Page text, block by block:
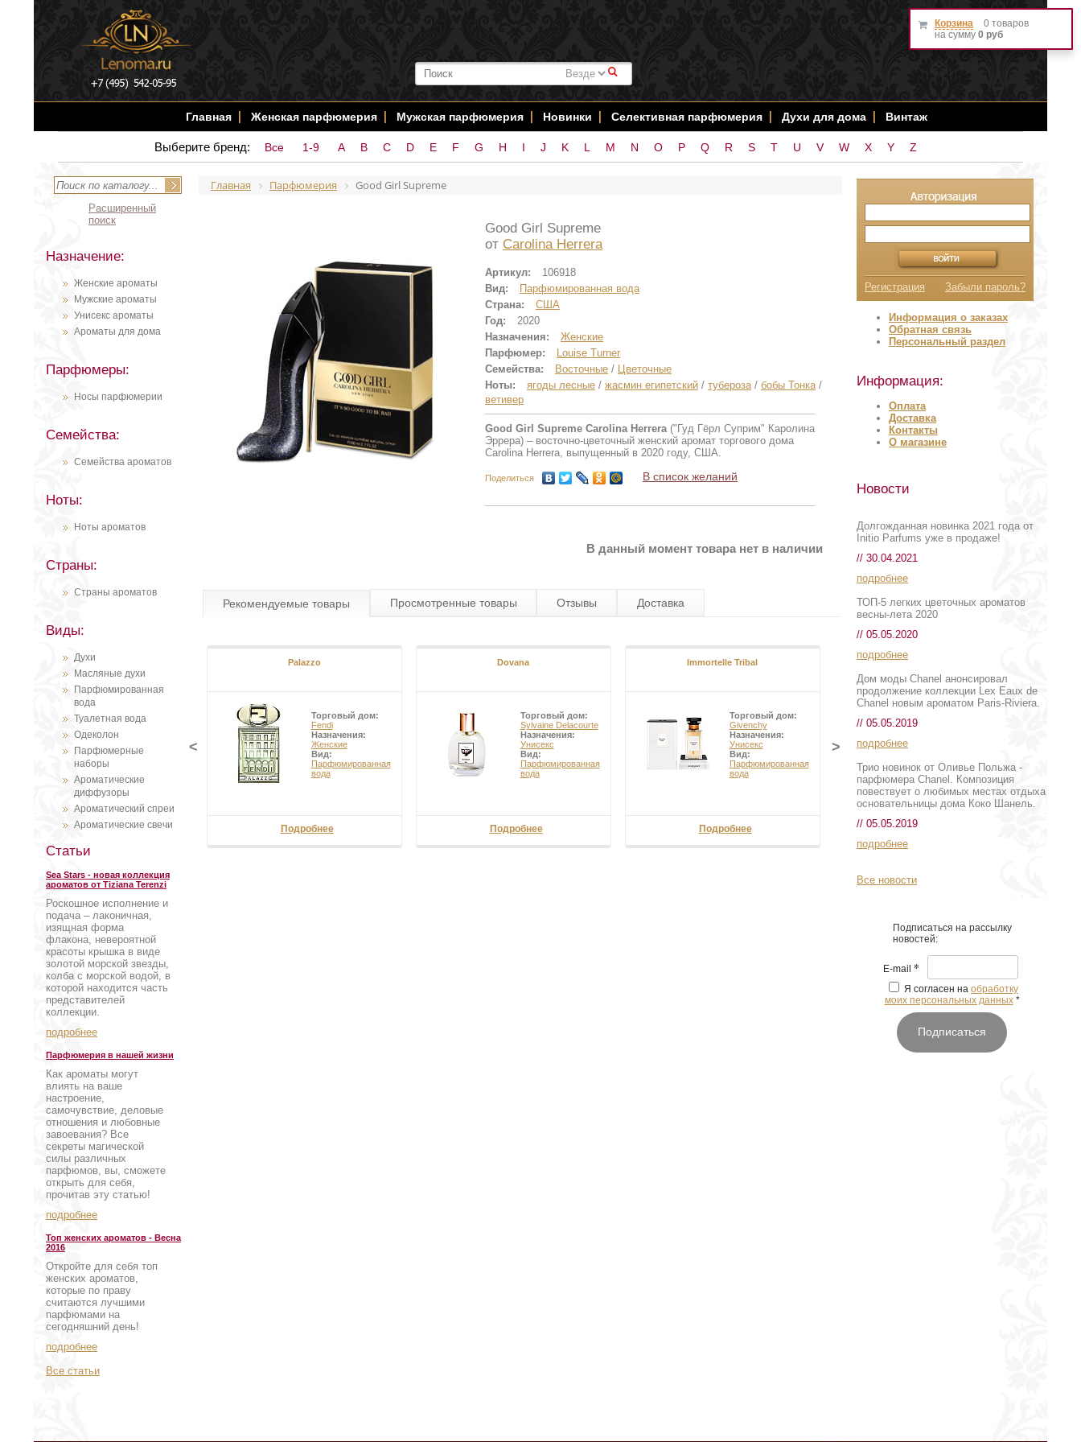
#
Главная Женская парфюмерия Мужская парфюмерия Новинки Селективная парфюмерия Духи для дома Винтаж
Выберите бренд: Все 1-9 A B C D E F G H I J K L M N O P Q R S T U V W X Y Z
Расширенный
поиск
Назначение:
Женские ароматы
Мужские ароматы
Унисекс ароматы
Ароматы для дома
Парфюмеры:
Носы парфюмерии
Семейства:
Семейства ароматов
Ноты:
Ноты ароматов
Страны:
Страны ароматов
Виды:
Духи
Масляные духи
Парфюмированная
вода
Туалетная вода
Одеколон
Парфюмерные
наборы
Ароматические
диффузоры
Ароматический спреи
Ароматические свечи
Статьи
Sea Stars - новая коллекция
ароматов от Tiziana Terenzi
Роскошное исполнение и
подача – лаконичная,
изящная форма
флакона, невероятной
красоты крышка в виде
золотой морской звезды,
колба с морской водой, в
которой находится часть
представителей
коллекции.
подробнее
Парфюмерия в нашей жизни
Как ароматы могут
влиять на ваше
настроение,
самочувствие, деловые
отношения и любовные
завоевания? Все
секреты магической
силы различных
парфюмов, вы, сможете
открыть для себя,
прочитав эту статью!
подробнее
Топ женских ароматов - Весна
2016
Откройте для себя топ
женских ароматов,
которые по праву
считаются лучшими
парфюмами на
сегодняшний день!
подробнее
Все статьи
Главная Парфюмерия Good Girl Supreme
Good Girl Supreme
от Carolina Herrera
Артикул:
106918
Вид:
Парфюмированная вода
Страна:
США
Год:
2020
Назначения:
Женские
Парфюмер:
Louise Turner
Семейства:
Восточные / Цветочные
Ноты:
ягоды лесные / жасмин египетский / тубероза/ бобы Тонка/
ветивер
Good Girl Supreme Carolina Herrera ("Гуд Гёрл Суприм" Каролина
Эррера) – восточно-цветочный женский аромат торгового дома
Carolina Herrera, выпущенный в 2020 году, США.
Поделиться В список желаний
В данный момент товара нет в наличии
Рекомендуемые товары Просмотренные товары Отзывы Доставка
Palazzo
Торговый дом:
Fendi
Назначения:
Женские
Вид:
Парфюмированная
вода
Подробнее
Dovana
Торговый дом:
Sylvaine Delacourte
Назначения:
Унисекс
Вид:
Парфюмированная
вода
Подробнее
Immortelle Tribal
Торговый дом:
Givenchy
Назначения:
Унисекс
Вид:
Парфюмированная
вода
Подробнее
< >
Корзина
0 товаров
на сумму 0 руб
Регистрация Забыли пароль?
Информация о заказах
Обратная связь
Персональный раздел
Информация:
Оплата
Доставка
Контакты
О магазине
Новости
Долгожданная новинка 2021 года от
Initio Parfums уже в продаже!
// 30.04.2021
подробнее
ТОП-5 легких цветочных ароматов
весны-лета 2020
// 05.05.2020
подробнее
Дом моды Chanel анонсировал
продолжение коллекции Lex Eaux de
Chanel новым ароматом Paris-Riviera.
// 05.05.2019
подробнее
Трио новинок от Оливье Польжа -
парфюмера Chanel. Композиция
повествует о любимых местах отдыха
основательницы дома Коко Шанель.
// 05.05.2019
подробнее
Все новости
Подписаться на рассылку
новостей:
E-mail *
Я согласен на обработку
моих персональных данных *
Подписаться